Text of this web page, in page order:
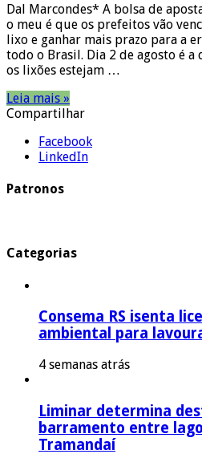
Dal Marcondes* A bolsa de
o meu é que os prefeitos vão
lixo e ganhar mais prazo para a
todo o Brasil. Dia 2 de agosto é
os lixões estejam …
Leia mais »
Compartilhar
Facebook
LinkedIn
Patronos
Categorias
Consema RS isenta
ambiental para
4 semanas atrás
Liminar determina
barramento entre
Tramandaí